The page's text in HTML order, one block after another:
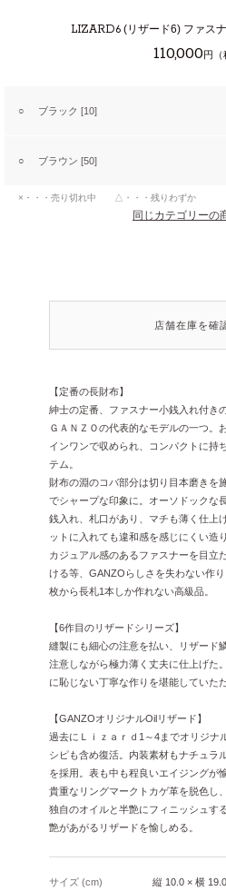
LIZARD6 (リザード6) ファス
110,000円（
○ ブラック [10]
○ ブラウン [50]
×・・・売り切れ中 △・・・残りわずか
同じカテゴリーの
店舗在庫を確
【定番の長財布】
紳士の定番、ファスナー小銭入れ付き
ＧＡＮＺＯの代表的なモデルの一つ。
インワンで収められ、コンパクトに持
テム。
財布の淵のコバ部分は切り目本磨きを
でシャープな印象に。オーソドックな
銭入れ、札口があり、マチも薄く仕上
ットに入れても違和感を感じにくい造
カジュアル感のあるファスナーを目立
ける等、GANZOらしさを失わない作
枚から長札1本しか作れない高級品。
【6作目のリザードシリーズ】
縫製にも細心の注意を払い、リザード
注意しながら極力薄く丈夫に仕上げた
に恥じない丁寧な作りを堪能していた
【GANZOオリジナルOilリザード】
過去にＬｉｚａｒｄ1～4までオリジナ
シピも含め復活。内装素材もナチュラ
を採用。表も中も程良いエイジングが
貴重なリングマークトカゲ革を脱色し
独自のオイルと半艶にフィニッシュす
艶があがるリザードを愉しめる。
サイズ (cm)
縦 10.0 × 横